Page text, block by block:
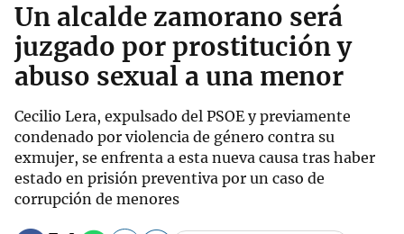
Un alcalde zamorano será
juzgado por prostitución y
abuso sexual a una menor
Cecilio Lera, expulsado del PSOE y previamente
condenado por violencia de género contra su
exmujer, se enfrenta a esta nueva causa tras haber
estado en prisión preventiva por un caso de
corrupción de menores